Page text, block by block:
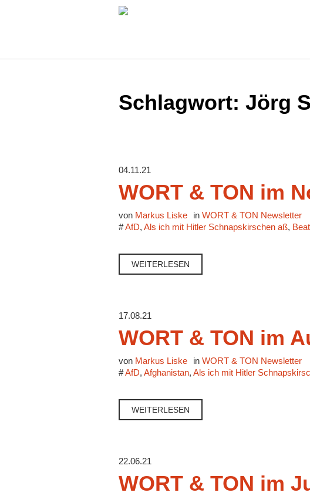
Schlagwort: Jörg
04.11.21
WORT & TON im
von Markus Liske in WORT & TON Newsletter
#AfD, Als ich mit Hitler Schnapskirschen aß,
WEITERLESEN
17.08.21
WORT & TON im
von Markus Liske in WORT & TON Newsletter
#AfD, Afghanistan, Als ich mit Hitler
WEITERLESEN
22.06.21
WORT & TON im